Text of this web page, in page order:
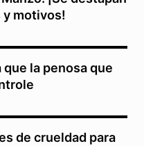
y motivos!
la penosa que
de crueldad para